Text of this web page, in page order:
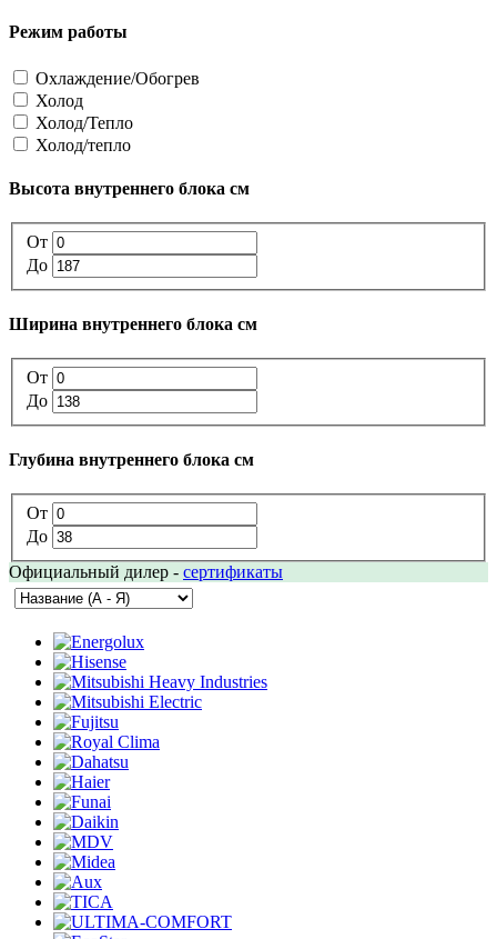
Режим работы
Охлаждение/Обогрев
Холод
Холод/Тепло
Холод/тепло
Высота внутреннего блока см
От
До
Ширина внутреннего блока см
От
До
Глубина внутреннего блока см
От
До
Официальный дилер - сертификаты